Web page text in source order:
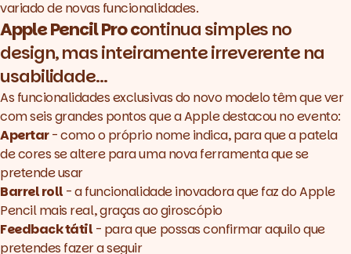
variado de novas funcionalidades.
Apple Pencil Pro continua simples no
design, mas inteiramente irreverente na
usabilidade...
As funcionalidades exclusivas do novo modelo têm que ver
com seis grandes pontos que a Apple destacou no evento:
Apertar- como o próprio nome indica, para que a patela
de cores se altere para uma nova ferramenta que se
pretende usar
Barrel roll- a funcionalidade inovadora que faz do Apple
Pencil mais real, graças ao giroscópio
Feedback tátil- para que possas confirmar aquilo que
pretendes fazer a seguir